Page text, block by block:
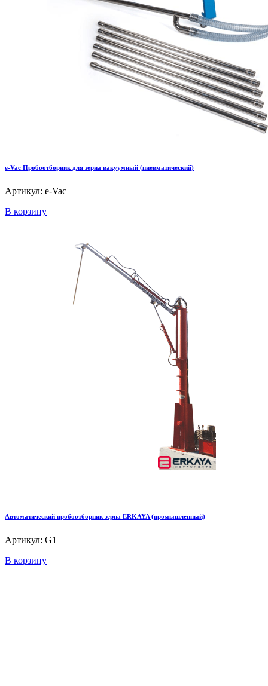
e-Vac Пробоотборник для зерна вакуумный (пневматический)
Артикул: e-Vac
В корзину
Автоматический пробоотборник зерна ERKAYA (промышленный)
Артикул: G1
В корзину